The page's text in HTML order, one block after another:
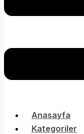
Anasayfa
Kategoriler